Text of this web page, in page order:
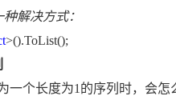
解决方式：
>().ToList();
一个长度为1 的序列时，会怎